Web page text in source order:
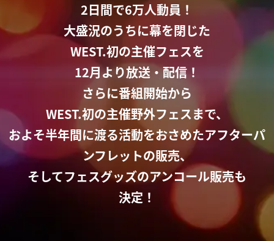
2日間で6万人動員！
大盛況のうちに幕を閉じた
WEST.初の主催フェスを
12月より放送・配信！
さらに番組開始から
WEST.初の主催野外フェスまで、
およそ半年間に渡る活動をおさめたアフターパ
ンフレットの販売、
そしてフェスグッズのアンコール販売も
決定！